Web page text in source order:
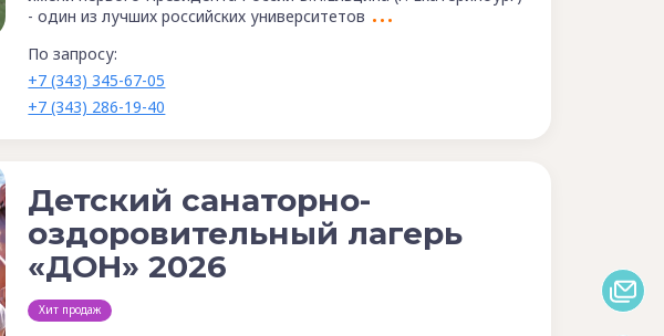
- один из лучших российских университетов
По запросу:
+7 (343) 345-67-05
+7 (343) 286-19-40
Детский санаторно-
оздоровительный лагерь
«ДОН» 2026
Хит продаж